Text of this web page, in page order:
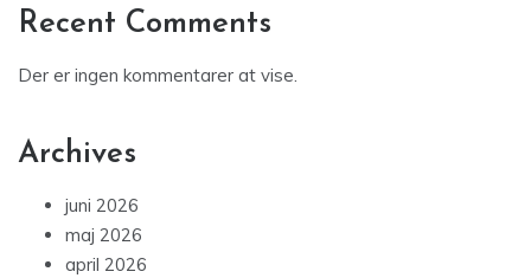
Recent Comments
Der er ingen kommentarer at vise.
Archives
juni 2026
maj 2026
april 2026